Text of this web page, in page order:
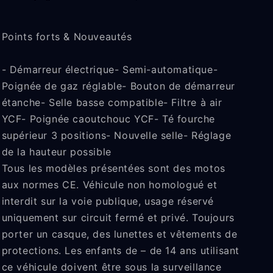
Points forts & Nouveautés
- Démarreur électrique- Semi-automatique-
Poignée de gaz réglable- Bouton de démarreur
étanche- Selle basse compatible- Filtre à air
YCF- Poignée caoutchouc YCF- Té fourche
supérieur 3 positions- Nouvelle selle- Réglage
de la hauteur possible
Tous les modèles présentées sont des motos
aux normes CE. Véhicule non homologué et
interdit sur la voie publique, usage réservé
uniquement sur circuit fermé et privé. Toujours
porter un casque, des lunettes et vêtements de
protections. Les enfants de – de 14 ans utilisant
ce véhicule doivent être sous la surveillance